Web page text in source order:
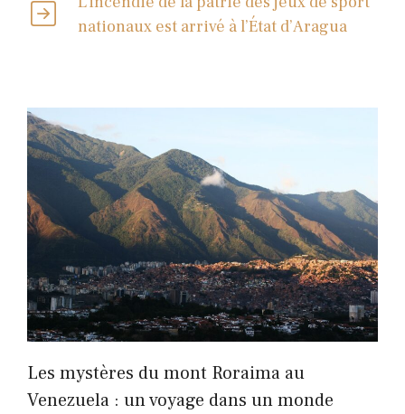
nationaux est arrivé à l’État d’Aragua
Les mystères du mont Roraima au
Venezuela : un voyage dans un monde